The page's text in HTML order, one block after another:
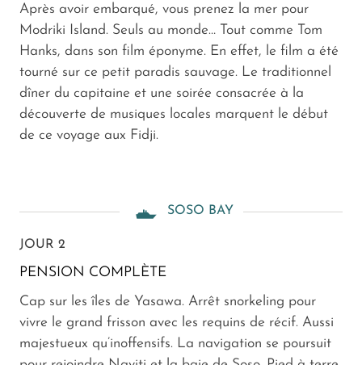
Après avoir embarqué, vous prenez la mer pour
Modriki Island. Seuls au monde… Tout comme Tom
Hanks, dans son film éponyme. En effet, le film a été
tourné sur ce petit paradis sauvage. Le traditionnel
dîner du capitaine et une soirée consacrée à la
découverte de musiques locales marquent le début
de ce voyage aux Fidji.
SOSO BAY
JOUR 2
PENSION COMPLÈTE
Cap sur les îles de Yasawa. Arrêt snorkeling pour
vivre le grand frisson avec les requins de récif. Aussi
majestueux qu’inoffensifs. La navigation se poursuit